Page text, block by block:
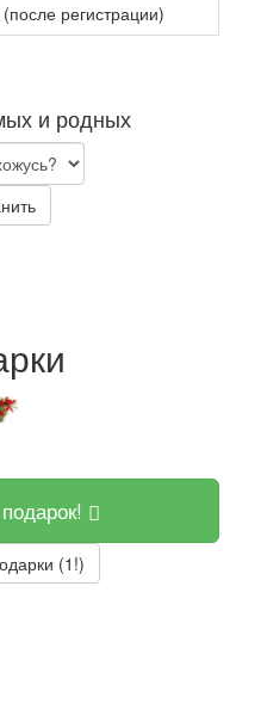
регистрации)
и родных
(1!)